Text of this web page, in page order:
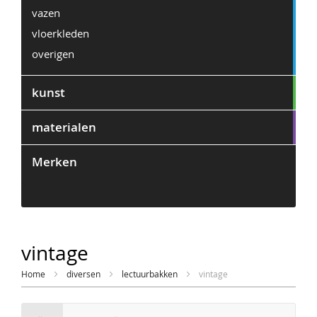
vintage
Home diversen lectuurbakken vintage
vazen
vloerkleden
overigen
kunst
materialen
Merken